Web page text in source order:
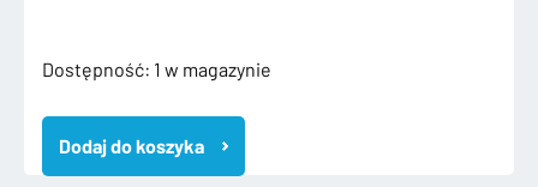
Dostępność: 1 w magazynie
ilość
A4
B9
8W
Dodaj do koszyka